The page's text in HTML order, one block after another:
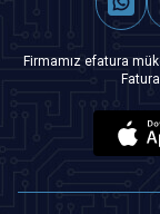
Firmamız efatura